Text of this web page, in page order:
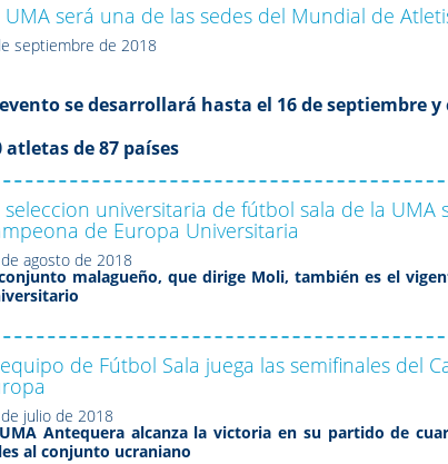
UMA será una de las sedes del Mundial de
septiembre de 2018
se desarrollará hasta el 16 de septiembre y
atletas de 87 países
seleccion universitaria de fútbol sala de la UMA
de Europa Universitaria
agosto de 2018
malagueño, que dirige Moli, también es el
de Fútbol Sala juega las semifinales del
julio de 2018
Antequera alcanza la victoria en su partido de
al conjunto ucraniano